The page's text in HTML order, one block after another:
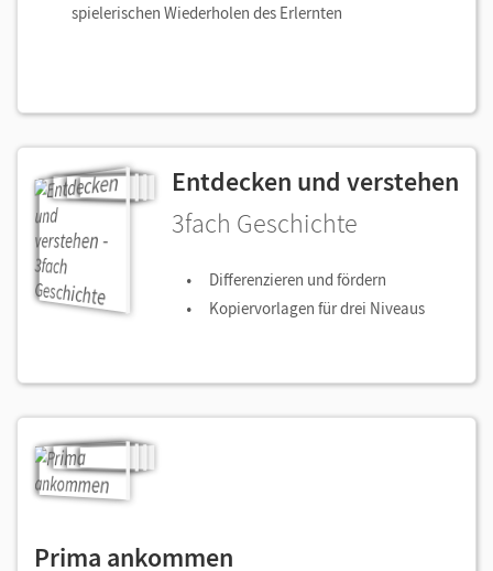
spielerischen Wiederholen des Erlernten
Entdecken und verstehen
3fach Geschichte
Differenzieren und fördern
Kopiervorlagen für drei Niveaus
Prima ankommen